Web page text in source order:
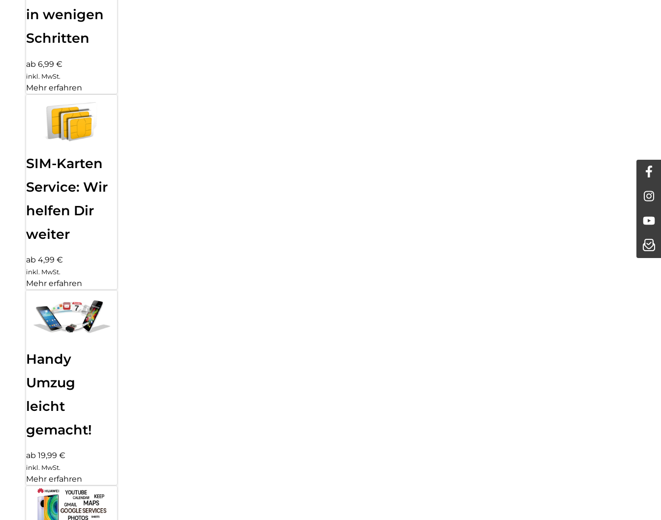
in wenigen
Schritten
ab 6,99 €
inkl. MwSt.
Mehr erfahren
SIM-Karten
Service: Wir
helfen Dir
weiter
ab 4,99 €
inkl. MwSt.
Mehr erfahren
Handy
Umzug
leicht
gemacht!
ab 19,99 €
inkl. MwSt.
Mehr erfahren